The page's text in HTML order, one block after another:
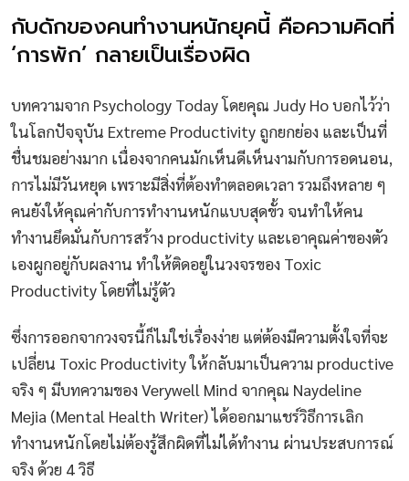
กับดักของคนทำงานหนักยุคนี้ คือความคิดที่
‘การพัก’ กลายเป็นเรื่องผิด
บทความจาก Psychology Today โดยคุณ Judy Ho บอกไว้ว่า
ในโลกปัจจุบัน Extreme Productivity ถูกยกย่อง และเป็นที่
ชื่นชมอย่างมาก เนื่องจากคนมักเห็นดีเห็นงามกับการอดนอน,
การไม่มีวันหยุด เพราะมีสิ่งที่ต้องทำตลอดเวลา รวมถึงหลาย ๆ
คนยังให้คุณค่ากับการทำงานหนักแบบสุดขั้ว จนทำให้คน
ทำงานยึดมั่นกับการสร้าง productivity และเอาคุณค่าของตัว
เองผูกอยู่กับผลงาน ทำให้ติดอยู่ในวงจรของ Toxic
Productivity โดยที่ไม่รู้ตัว
ซึ่งการออกจากวงจรนี้ก็ไม่ใช่เรื่องง่าย แต่ต้องมีความตั้งใจที่จะ
เปลี่ยน Toxic Productivity ให้กลับมาเป็นความ productive
จริง ๆ มีบทความของ Verywell Mind จากคุณ Naydeline
Mejia (Mental Health Writer) ได้ออกมาแชร์วิธีการเลิก
ทำงานหนักโดยไม่ต้องรู้สึกผิดที่ไม่ได้ทำงาน ผ่านประสบการณ์
จริง ด้วย 4 วิธี